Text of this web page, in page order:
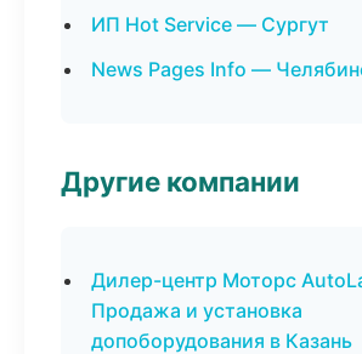
ИП Hot Service — Сургут
News Pages Info —
Другие компании
Дилер-центр Моторс
Продажа и установка
допоборудования в Казань